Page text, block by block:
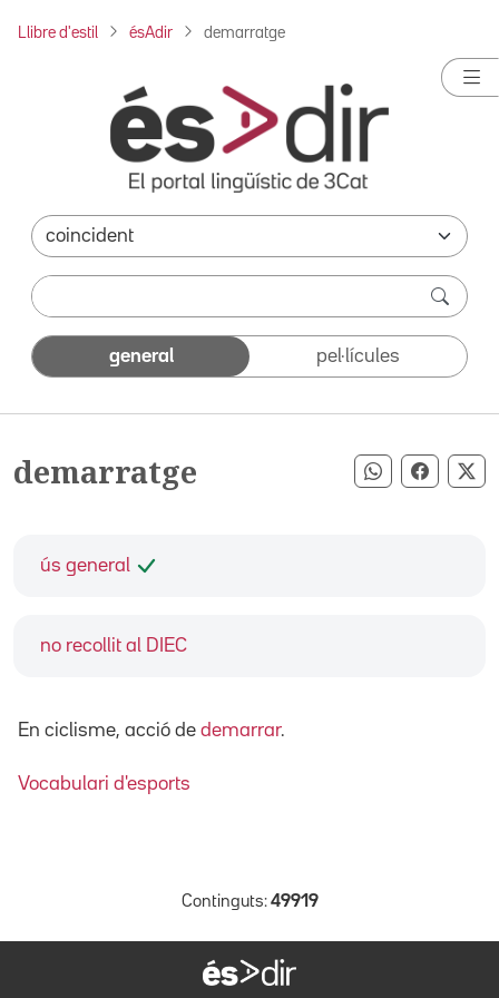
Llibre d'estil ésAdir demarratge
general pel·lícules
demarratge Compartir
ús general
no recollit al DIEC
En ciclisme, acció de demarrar.
Vocabulari d'esports
Continguts: 49919